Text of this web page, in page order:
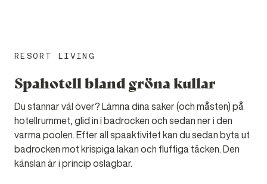
RESORT LIVING
Spahotell bland gröna kullar
Du stannar väl över? Lämna dina saker (och måsten) på
hotellrummet, glid in i badrocken och sedan ner i den
varma poolen. Efter all spaaktivitet kan du sedan byta ut
badrocken mot krispiga lakan och fluffiga täcken. Den
känslan är i princip oslagbar.